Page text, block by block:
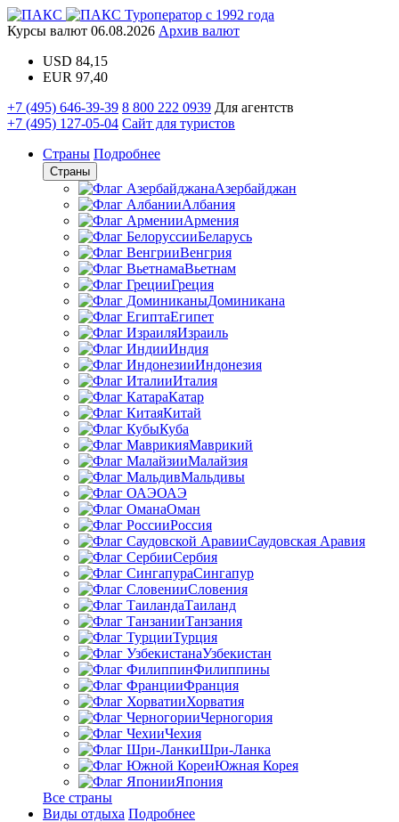
Туроператор с 1992 года
Курсы валют 06.08.2026 Архив валют
USD 84,15
EUR 97,40
+7 (495) 646-39-39 8 800 222 0939 Для агентств
+7 (495) 127-05-04 Сайт для туристов
Страны Подробнее
Страны
Азербайджан
Албания
Армения
Беларусь
Венгрия
Вьетнам
Греция
Доминикана
Египет
Израиль
Индия
Индонезия
Италия
Катар
Китай
Куба
Маврикий
Малайзия
Мальдивы
ОАЭ
Оман
Россия
Саудовская Аравия
Сербия
Сингапур
Словения
Таиланд
Танзания
Турция
Узбекистан
Филиппины
Франция
Хорватия
Черногория
Чехия
Шри-Ланка
Южная Корея
Япония
Все страны
Виды отдыха Подробнее